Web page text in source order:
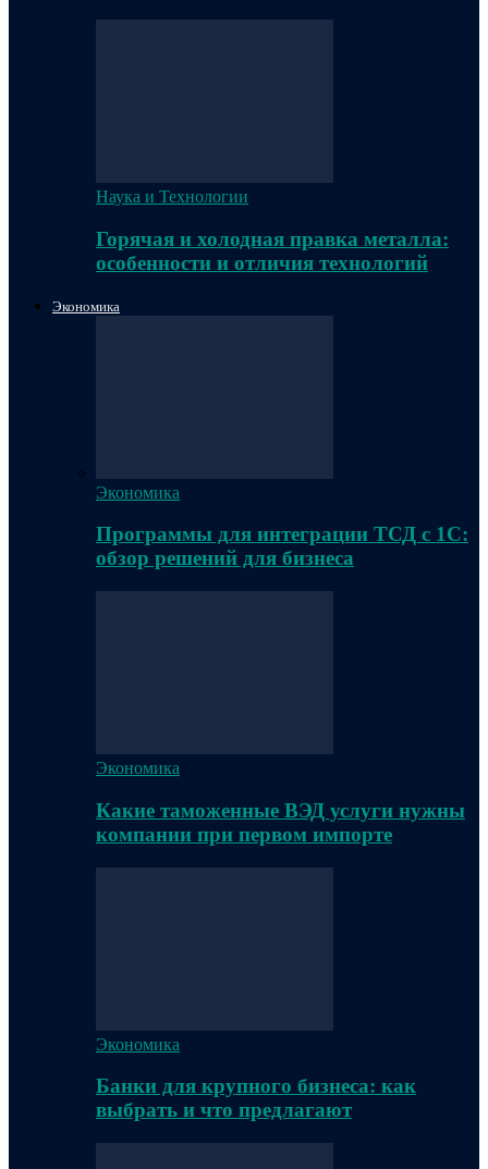
Наука и Технологии
Горячая и холодная правка металла:
особенности и отличия технологий
Экономика
Экономика
Программы для интеграции ТСД с 1С:
обзор решений для бизнеса
Экономика
Какие таможенные ВЭД услуги нужны
компании при первом импорте
Экономика
Банки для крупного бизнеса: как
выбрать и что предлагают